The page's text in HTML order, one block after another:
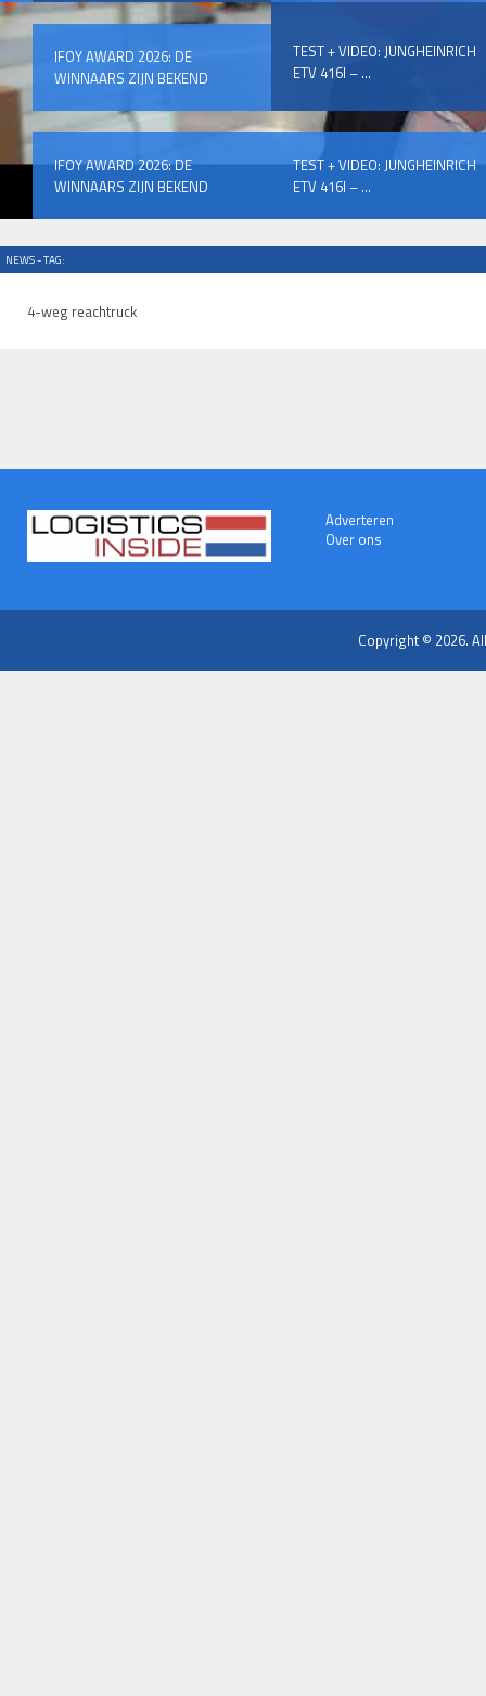
IFOY AWARD 2026: DE
WINNAARS ZIJN BEKEND
TEST + VIDEO: JUNGHEINRICH
ETV 416I – ...
IFOY AWARD 2026: DE
WINNAARS ZIJN BEKEND
TEST + VIDEO: JUNGHEINRICH
ETV 416I – ...
NEWS - TAG:
4-weg reachtruck
Adverteren
Over ons
Copyright © 2026.